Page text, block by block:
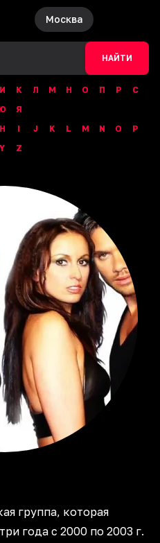
Москва
НАЙТИ
И К Л М Н О П Р
С
Я
H I J K L M N O
P
Y Z
группа, которая
года с 2000 по 2003 г.